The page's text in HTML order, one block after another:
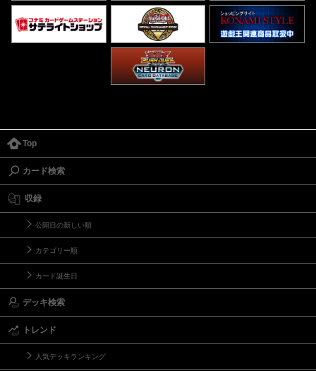
Top
カード検索
収録
公開日の新しい順
カテゴリー順
カード誕生日
デッキ検索
トレンド
人気デッキランキング